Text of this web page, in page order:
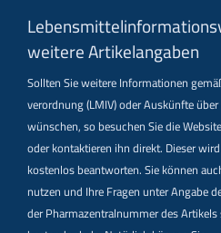
weitere Artikelangaben
Sollten Sie weitere Informationen
verordnung (LMIV) oder Auskünfte
wünschen, so besuchen Sie die
oder kontaktieren ihn direkt. Dieser
kostenlos beantworten. Sie können
nutzen und Ihre Fragen unter Angabe
der Pharmazentralnummer des